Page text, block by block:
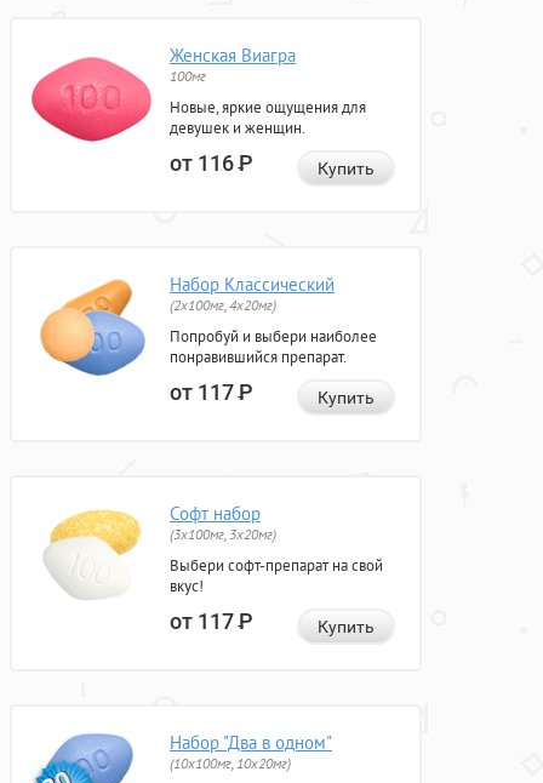
Женская Виагра
100мг
Новые, яркие ощущения для
девушек и женщин.
от 116Р Купить
Набор Классический
(2x100мг, 4x20мг)
Попробуй и выбери наиболее
понравившийся препарат.
от 117Р Купить
Софт набор
(3x100мг, 3x20мг)
Выбери софт-препарат на свой
вкус!
от 117Р Купить
Набор "Два в одном"
(10x100мг, 10x20мг)